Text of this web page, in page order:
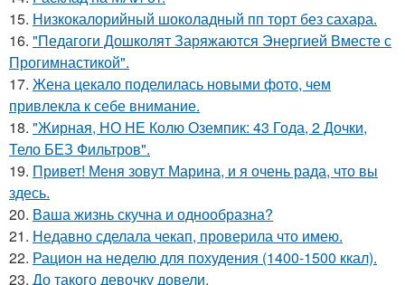
15. Низкокалорийный шоколадный пп торт без сахара.
16. "Педагоги Дошколят Заряжаются Энергией Вместе с
Прогимнастикой".
17. Жена цекало поделилась новыми фото, чем
привлекла к себе внимание.
18. "Жирная, НО НЕ Колю Оземпик: 43 Года, 2 Дочки,
Тело БЕЗ Фильтров".
19. Привет! Меня зовут Марина, и я очень рада, что вы
здесь.
20. Ваша жизнь скучна и однообразна?
21. Недавно сделала чекап, проверила что имею.
22. Рацион на неделю для похудения (1400-1500 ккал).
23. До такого девочку довели.